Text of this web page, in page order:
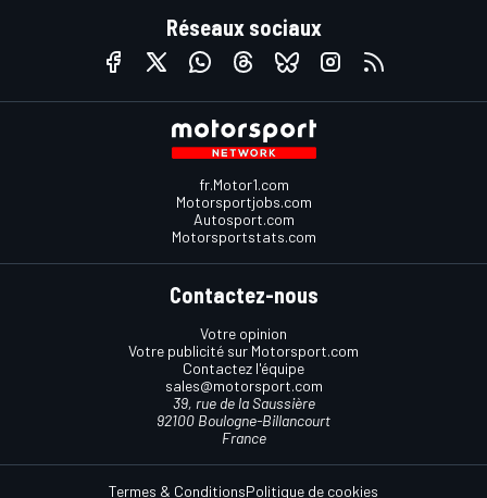
Réseaux sociaux
fr.Motor1.com
Motorsportjobs.com
Autosport.com
Motorsportstats.com
Contactez-nous
Votre opinion
Votre publicité sur Motorsport.com
Contactez l'équipe
sales@motorsport.com
39, rue de la Saussière
92100 Boulogne-Billancourt
France
Termes & ConditionsPolitique de cookies